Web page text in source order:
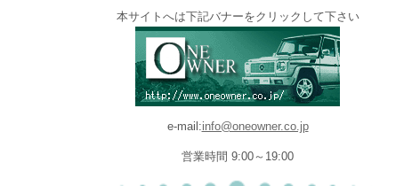
本サイトへは下記バナーをクリックして下さい
e-mail:info@oneowner.co.jp
営業時間 9:00～19:00